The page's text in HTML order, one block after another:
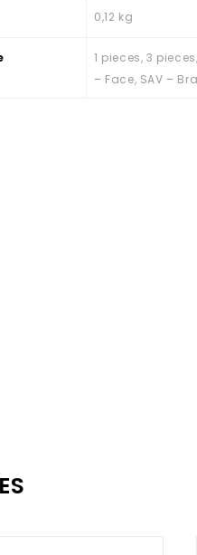
0,12 kg
1 pieces, 3
– Face, SAV –